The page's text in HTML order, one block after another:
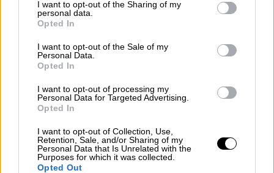
not limited to your visit or usage behaviour. You may click to
grant or deny consent to Google and its third-party tags to
use your data for below specified purposes in below Google
consent section.
I want to opt-out of the Sharing of my
personal data.
Opted In
I want to opt-out of the Sale of my
Personal Data.
Opted In
I want to opt-out of processing my
Personal Data for Targeted Advertising.
Opted In
I want to opt-out of Collection, Use,
Retention, Sale, and/or Sharing of my
Personal Data that Is Unrelated with the
Purposes for which it was collected.
Opted Out
πρωί στο δίκτυο, προκαλώντας προσωρινή
αναστάτωση στο επιβατικό κοινό.
σταθμό Αγίου Νικολάου, επιβάτις
ενεργοποίησε τον μοχλό απεμπλοκής θυρών
του συρμού, ο οποίος προορίζεται
αποκλειστικά για περιπτώσεις έκτακτης
ανάγκης. Σύμφωνα με τη ΣΤΑ.ΣΥ, η ενέργεια
έγινε χωρίς να προηγηθεί επικοινωνία με
τον οδηγό μέσω του συστήματος
ενδοεπικοινωνίας που διαθέτουν οι συρμοί.